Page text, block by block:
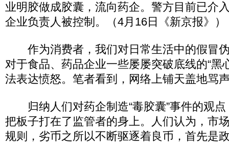
业明胶做成胶囊，流向药企。警方目前已介
企业负责人被控制。（4月16日《新京报》）
作为消费者，我们对日常生活中的假冒
对于食品、药品企业一些屡屡突破底线的“黑
法表达愤怒。笔者看到，网络上铺天盖地骂
归纳人们对药企制造“毒胶囊”事件的观点
把板子打在了监管者的身上。人们认为，市
规则，劣币之所以不断驱逐着良币，首先是